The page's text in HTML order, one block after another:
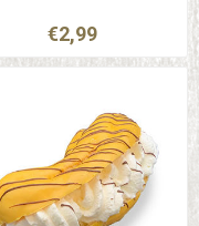
€2,99